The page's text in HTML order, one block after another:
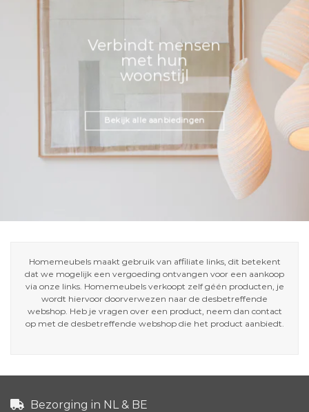
Verbindt mensen
met hun
woonstijl
Bekijk alle aanbiedingen
Homemeubels maakt gebruik van affiliate links, dit betekent
dat we mogelijk een vergoeding ontvangen voor een aankoop
via onze links. Homemeubels verkoopt zelf géén producten, je
wordt hiervoor doorverwezen naar de desbetreffende
webshop. Heb je vragen over een product, neem dan contact
op met de desbetreffende webshop die het product aanbiedt.
Bezorging in NL & BE